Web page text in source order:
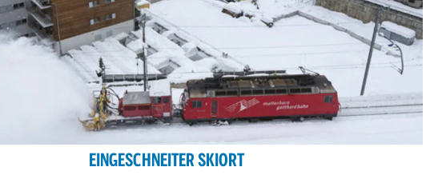
EINGESCHNEITER SKIORT